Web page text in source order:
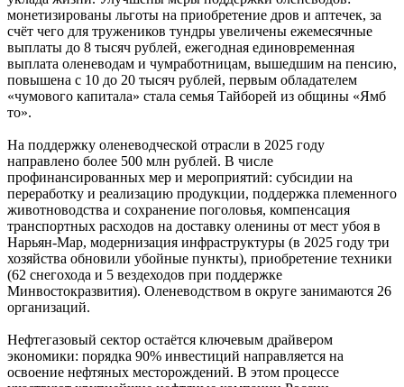
монетизированы льготы на приобретение дров и аптечек, за
счёт чего для тружеников тундры увеличены ежемесячные
выплаты до 8 тысяч рублей, ежегодная единовременная
выплата оленеводам и чумработницам, вышедшим на пенсию,
повышена с 10 до 20 тысяч рублей, первым обладателем
«чумового капитала» стала семья Тайборей из общины «Ямб
то».
На поддержку оленеводческой отрасли в 2025 году
направлено более 500 млн рублей. В числе
профинансированных мер и мероприятий: субсидии на
переработку и реализацию продукции, поддержка племенного
животноводства и сохранение поголовья, компенсация
транспортных расходов на доставку оленины от мест убоя в
Нарьян‑Мар, модернизация инфраструктуры (в 2025 году три
хозяйства обновили убойные пункты), приобретение техники
(62 снегохода и 5 вездеходов при поддержке
Минвостокразвития). Оленеводством в округе занимаются 26
организаций.
Нефтегазовый сектор остаётся ключевым драйвером
экономики: порядка 90% инвестиций направляется на
освоение нефтяных месторождений. В этом процессе